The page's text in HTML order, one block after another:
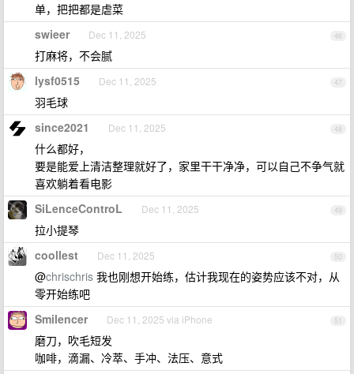
单，把把都是虐菜
46
swieer Dec 11, 2025
打麻将，不会腻
47
lysf0515 Dec 11, 2025
羽毛球
48
since2021 Dec 11, 2025
什么都好，
要是能爱上清洁整理就好了，家里干干净净，可以自己不争气就
喜欢躺着看电影
49
SiLenceControL Dec 11, 2025
拉小提琴
50
coollest Dec 11, 2025
@chrischris 我也刚想开始练，估计我现在的姿势应该不对，从
零开始练吧
51
Smilencer Dec 11, 2025 via iPhone
磨刀，吹毛短发
咖啡，滴漏、冷萃、手冲、法压、意式